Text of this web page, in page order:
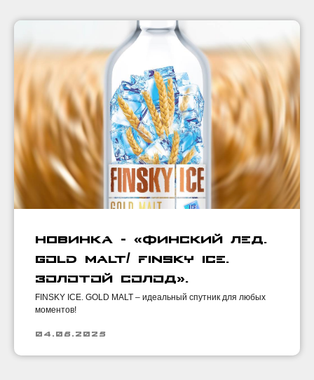
Новинка - «ФИНСКИЙ ЛЕД.
GOLD MALT/ FINSKY ICE.
ЗОЛОТОЙ СОЛОД».
FINSKY ICE. GOLD MALT – идеальный спутник для любых
моментов!
04.06.2025